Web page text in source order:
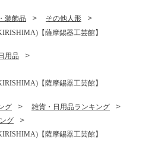
装飾品
その他人形
【薩摩錫器工芸館】
用品
【薩摩錫器工芸館】
グ
雑貨・日用品ランキング
グ
【薩摩錫器工芸館】